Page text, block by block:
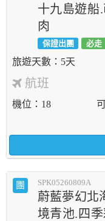
十九島遊船
肉
保證出團 必走
5天
航班
機位 18
團 SPK05260809A
蔚藍夢幻北
境青池.四